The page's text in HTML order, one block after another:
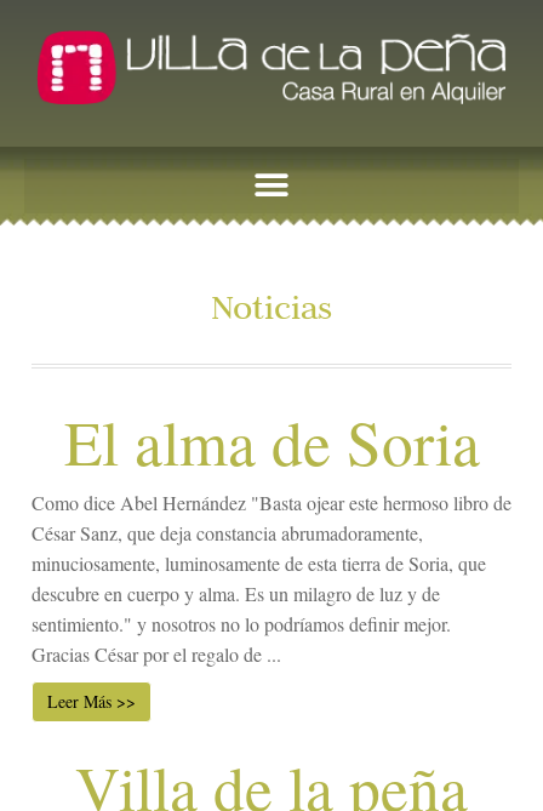
Noticias
El alma de Soria
Como dice Abel Hernández "Basta ojear este hermoso libro de
César Sanz, que deja constancia abrumadoramente,
minuciosamente, luminosamente de esta tierra de Soria, que
descubre en cuerpo y alma. Es un milagro de luz y de
sentimiento." y nosotros no lo podríamos definir mejor.
Gracias César por el regalo de ...
Leer Más >>
Villa de la peña